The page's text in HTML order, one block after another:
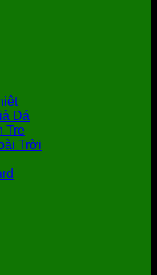
Đá
Tre
Trời